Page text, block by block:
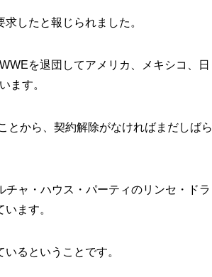
したと報じられました。
を退団してアメリカ、メキシコ、日
ます。
とから、契約解除がなければまだしばら
チャ・ハウス・パーティのリンセ・ドラ
ます。
るということです。